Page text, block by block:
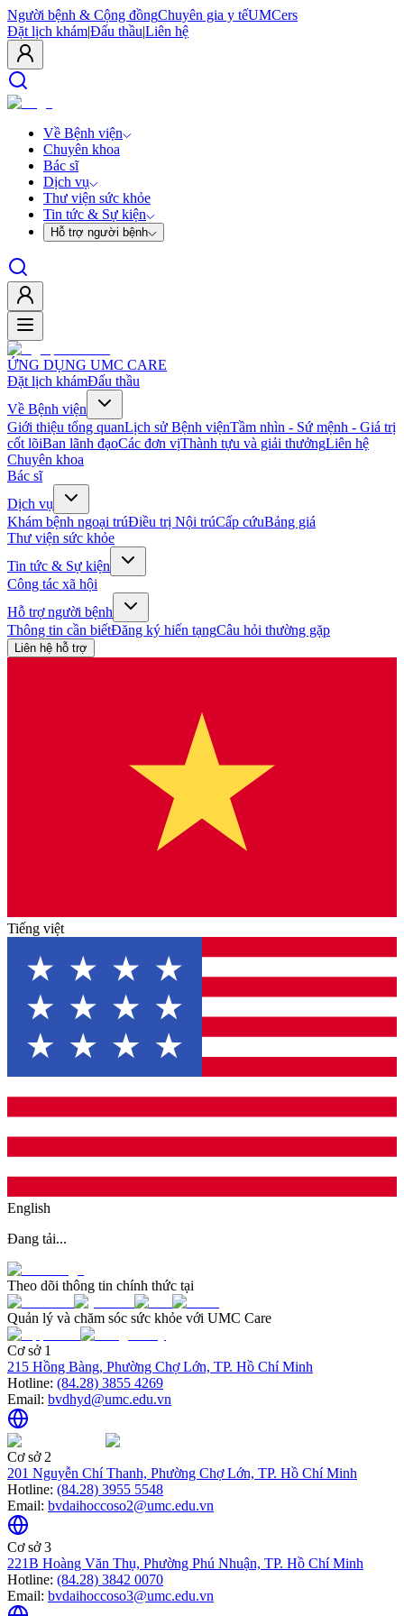
Người bệnh & Cộng đồngChuyên gia y tếUMCers
Đặt lịch khám|Đấu thầu|Liên hệ
Về Bệnh viện
Chuyên khoa
Bác sĩ
Dịch vụ
Thư viện sức khỏe
Tin tức & Sự kiện
Hỗ trợ người bệnh
ỨNG DỤNG UMC CARE
Đặt lịch khámĐấu thầu
Về Bệnh viện
Giới thiệu tổng quanLịch sử Bệnh việnTầm nhìn - Sứ mệnh - Giá trị
cốt lõiBan lãnh đạoCác đơn vịThành tựu và giải thưởngLiên hệ
Chuyên khoa
Bác sĩ
Dịch vụ
Khám bệnh ngoại trúĐiều trị Nội trúCấp cứuBảng giá
Thư viện sức khỏe
Tin tức & Sự kiện
Công tác xã hội
Hỗ trợ người bệnh
Thông tin cần biếtĐăng ký hiến tạngCâu hỏi thường gặp
Liên hệ hỗ trợ
Tiếng việt
English
Đang tải...
Theo dõi thông tin chính thức tại
Quản lý và chăm sóc sức khỏe với UMC Care
Cơ sở 1
215 Hồng Bàng, Phường Chợ Lớn, TP. Hồ Chí Minh
Hotline: (84.28) 3855 4269
Email: bvdhyd@umc.edu.vn
Cơ sở 2
201 Nguyễn Chí Thanh, Phường Chợ Lớn, TP. Hồ Chí Minh
Hotline: (84.28) 3955 5548
Email: bvdaihoccoso2@umc.edu.vn
Cơ sở 3
221B Hoàng Văn Thụ, Phường Phú Nhuận, TP. Hồ Chí Minh
Hotline: (84.28) 3842 0070
Email: bvdaihoccoso3@umc.edu.vn